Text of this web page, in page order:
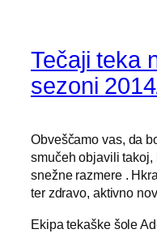
Tečaji teka
sezoni
Obveščamo vas, da
smučeh objavili
snežne razmere .
ter zdravo, aktivno
Ekipa tekaške šole